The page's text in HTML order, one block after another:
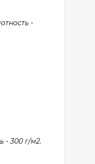
-
- 300 г/м2.